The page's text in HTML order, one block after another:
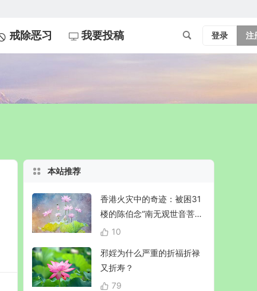
戒除恶习 我要投稿 登录 注
本站推荐
香港火灾中的奇迹：被困31
楼的陈伯念“南无观世音菩
萨”20小时奇迹生还！
10
邪婬为什么严重的折福折禄
又折寿？
79